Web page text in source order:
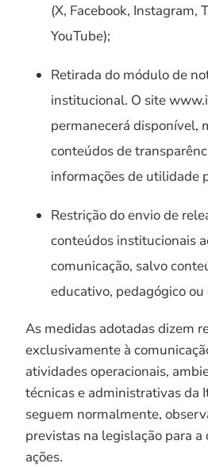
(X, Facebook, Instagram,
YouTube);
Retirada do módulo de
institucional. O site
permanecerá disponível,
conteúdos de
informações de utilidade
Restrição do envio de
conteúdos institucionais
comunicação, salvo
educativo, pedagógico ou
As medidas adotadas dizem
exclusivamente à
atividades operacionais,
técnicas e administrativas da
seguem normalmente,
previstas na legislação para
ações.